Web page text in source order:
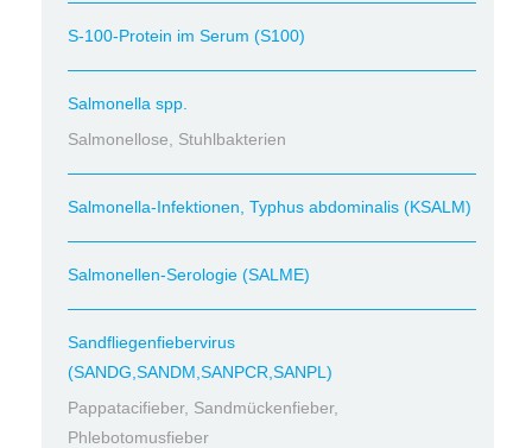
S-100-Protein im Serum (S100)
Salmonella spp.
Salmonellose, Stuhlbakterien
Salmonella-Infektionen, Typhus abdominalis (KSALM)
Salmonellen-Serologie (SALME)
Sandfliegenfiebervirus
(SANDG,SANDM,SANPCR,SANPL)
Pappatacifieber, Sandmückenfieber,
Phlebotomusfieber